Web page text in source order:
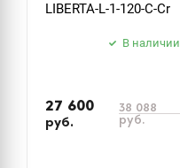
LIBERTA-L-1-120-C-Cr
В наличии
27 600
руб.
38 088
руб.